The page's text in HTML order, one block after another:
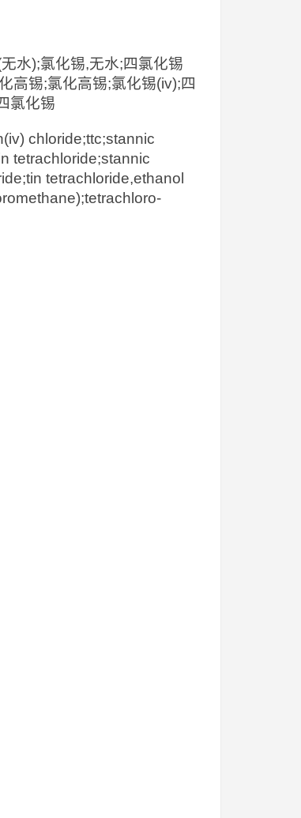
水);氯化锡,无水;四氯化锡
高锡;氯化高锡;氯化锡(iv);四
氯化锡
chloride;ttc;stannic
tetrachloride;stannic
tetrachloride,ethanol